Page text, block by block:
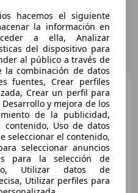
Audi Q2
30 TDI Advanced
85kW
€ 17.999
Buen precio
85 kW (116 CV)
hacemos el siguiente
la información en
a ella, Analizar
del dispositivo para
al público a través de
la combinación de datos
fuentes, Crear perfiles
Crear un perfil para
y mejora de los
de la publicidad,
Uso de datos
seleccionar el contenido,
seleccionar anuncios
para la selección de
Utilizar datos de
Utilizar perfiles para